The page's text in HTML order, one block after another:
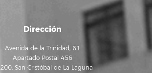
Dirección
Avenida de la Trinidad, 61
Apartado Postal 456
San Cristóbal de La Laguna